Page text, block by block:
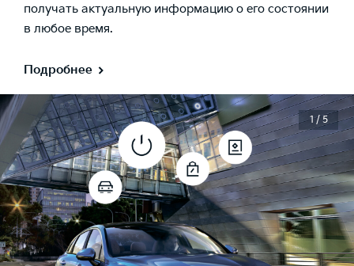
получать актуальную информацию о его состоянии
в любое время.
Подробнее
1 / 5